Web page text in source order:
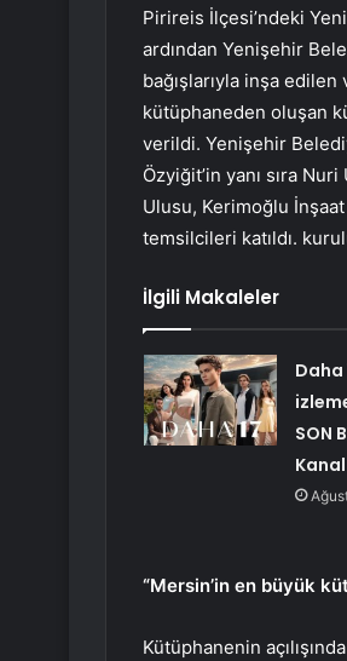
Pirireis İlçesi’ndeki
ardından Yenişehir
bağışlarıyla inşa
kütüphaneden oluşan
verildi. Yenişehir
Özyiğit’in yanı sıra
Ulusu, Kerimoğlu
temsilcileri katıldı.
İlgili Makaleler
Daha
SON
“Mersin’in en büyük
Kütüphanenin